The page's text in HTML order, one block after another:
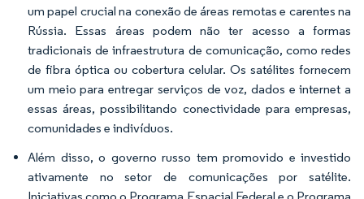
um papel crucial na conexão de áreas remotas e carentes na
Rússia. Essas áreas podem não ter acesso a formas
tradicionais de infraestrutura de comunicação, como redes
de fibra óptica ou cobertura celular. Os satélites fornecem
um meio para entregar serviços de voz, dados e internet a
essas áreas, possibilitando conectividade para empresas,
comunidades e indivíduos.
Além disso, o governo russo tem promovido e investido
ativamente no setor de comunicações por satélite.